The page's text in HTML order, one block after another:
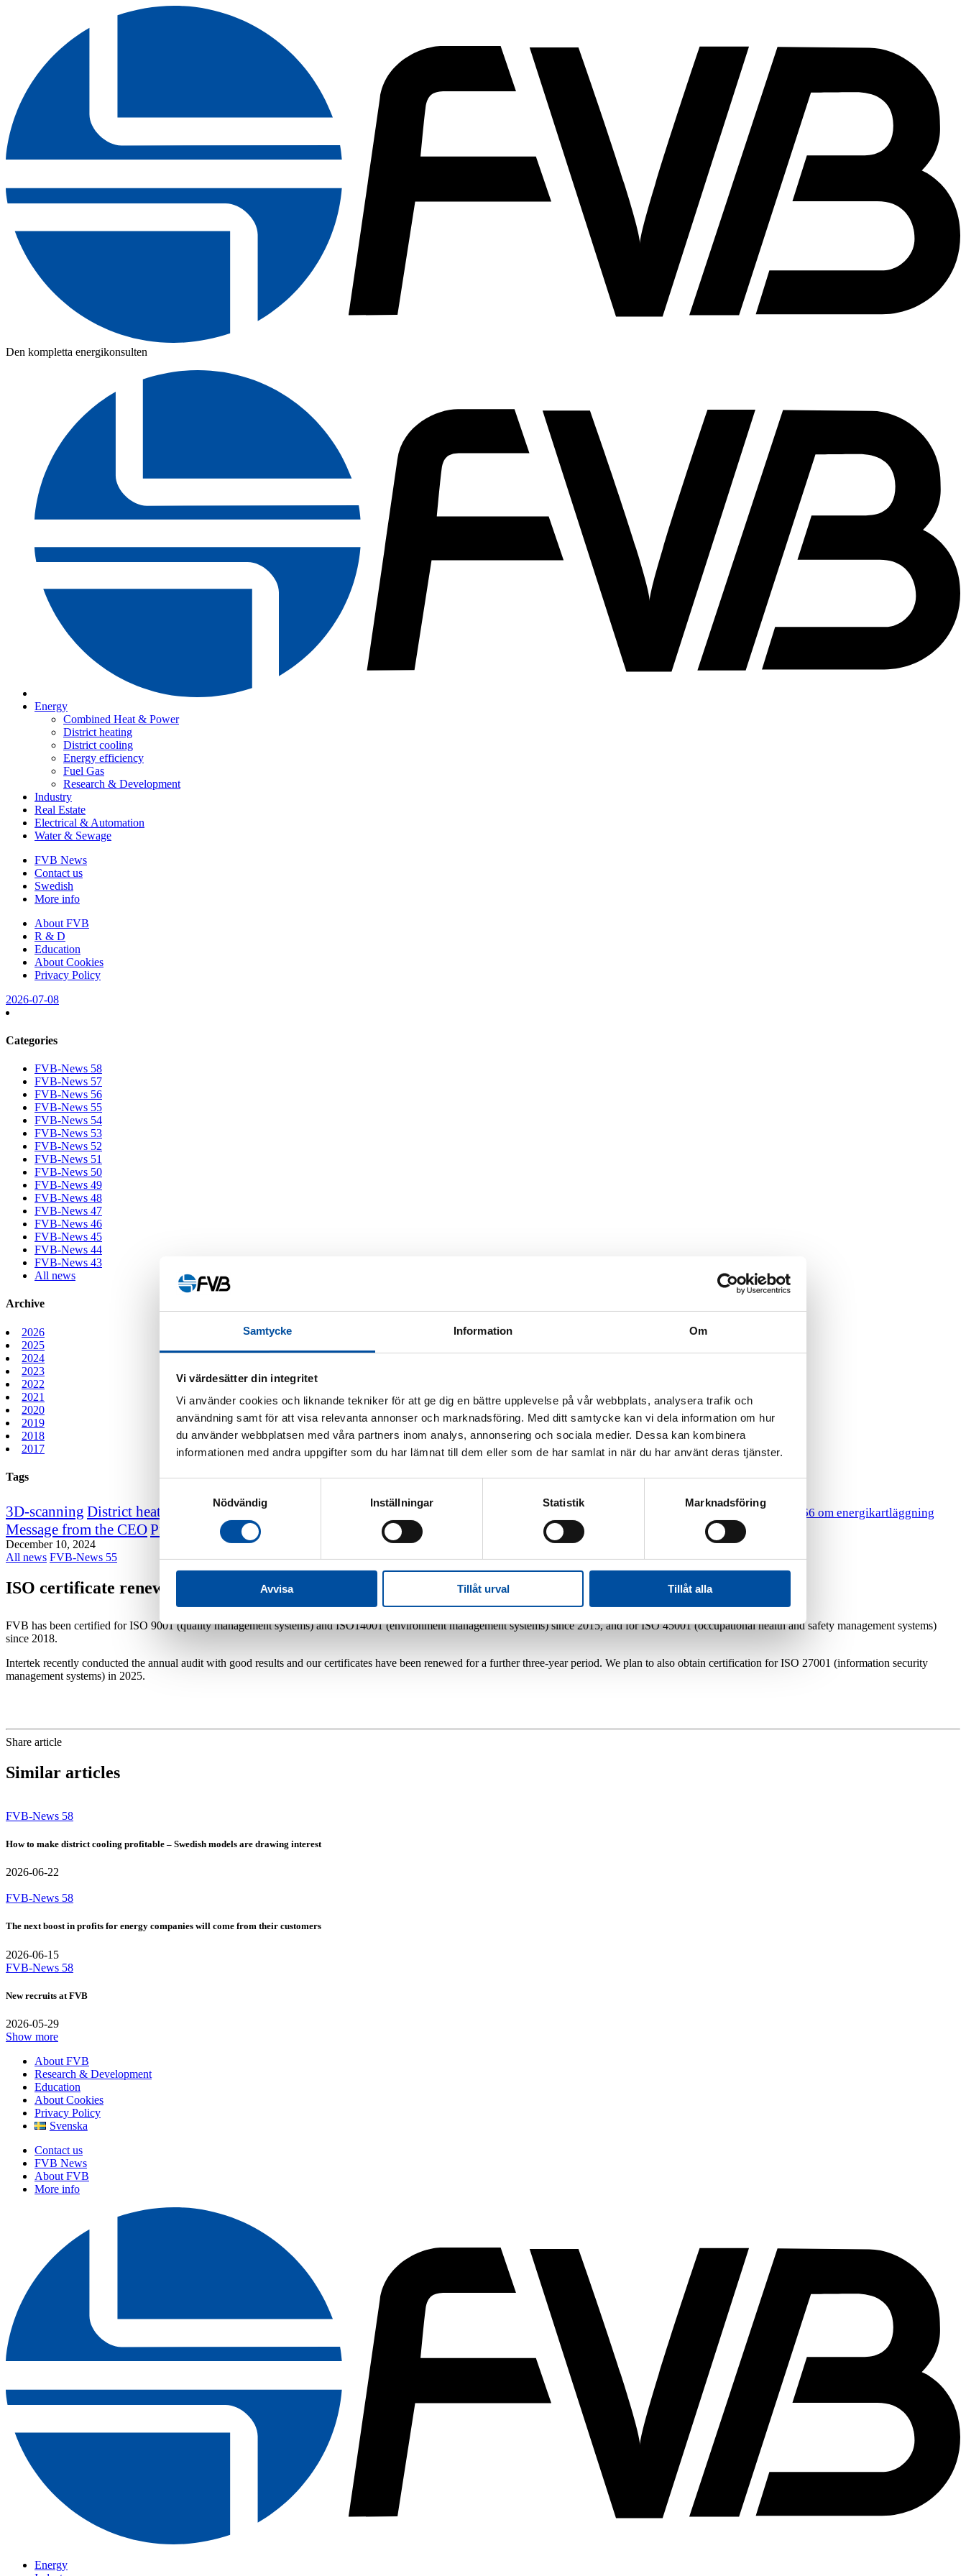
Samtycke Information Om
Vi värdesätter din integritet
Vi använder cookies och liknande tekniker för att ge dig en bättre upplevelse på vår webbplats, analysera trafik och
användning samt för att visa relevanta annonser och marknadsföring. Med ditt samtycke kan vi dela information om hur
du använder webbplatsen med våra partners inom analys, annonsering och sociala medier. Dessa kan kombinera
informationen med andra uppgifter som du har lämnat till dem eller som de har samlat in när du har använt deras tjänster.
Nödvändig
Inställningar Statistik Marknadsföring
Avvisa Tillåt urval Tillåt alla
Den kompletta energikonsulten
Energy
Combined Heat & Power
District heating
District cooling
Energy efficiency
Fuel Gas
Research & Development
Industry
Real Estate
Electrical & Automation
Water & Sewage
FVB News
Contact us
Swedish
More info
About FVB
R & D
Education
About Cookies
Privacy Policy
2026-07-08
Categories
FVB-News 58
FVB-News 57
FVB-News 56
FVB-News 55
FVB-News 54
FVB-News 53
FVB-News 52
FVB-News 51
FVB-News 50
FVB-News 49
FVB-News 48
FVB-News 47
FVB-News 46
FVB-News 45
FVB-News 44
FVB-News 43
All news
Archive
2026
2025
2024
2023
2022
2021
2020
2019
2018
2017
Tags
3D-scanning District heating course District heating in the futureDistrict heating today HR Lagen 2014:266 om energikartläggning
Message from the CEOProfessor emeritus Sven Werner
December 10, 2024
All news FVB-News 55
ISO certificate renewal
FVB has been certified for ISO 9001 (quality management systems) and ISO14001 (environment management systems) since 2015, and for ISO 45001 (occupational health and safety management systems)
since 2018.
Intertek recently conducted the annual audit with good results and our certificates have been renewed for a further three-year period. We plan to also obtain certification for ISO 27001 (information security
management systems) in 2025.
Share article
Similar articles
FVB-News 58
How to make district cooling profitable – Swedish models are drawing interest
2026-06-22
FVB-News 58
The next boost in profits for energy companies will come from their customers
2026-06-15
FVB-News 58
New recruits at FVB
2026-05-29
Show more
About FVB
Research & Development
Education
About Cookies
Privacy Policy
Svenska
Contact us
FVB News
About FVB
More info
Energy